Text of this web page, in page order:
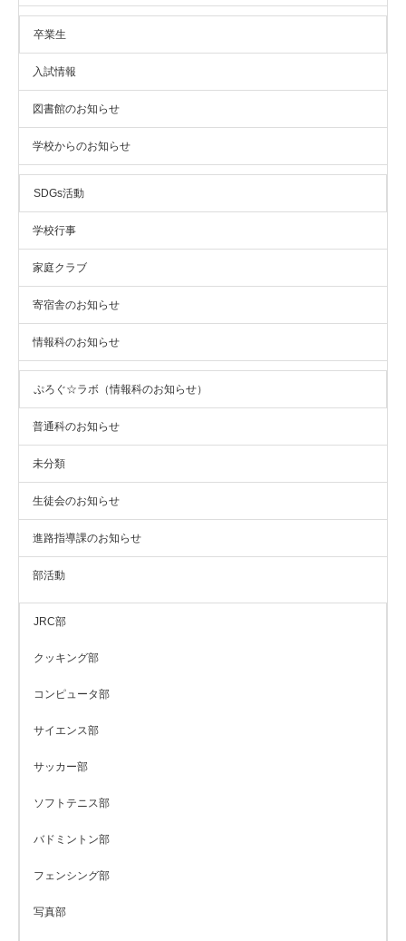
卒業生
入試情報
図書館のお知らせ
学校からのお知らせ
SDGs活動
学校行事
家庭クラブ
寄宿舎のお知らせ
情報科のお知らせ
ぷろぐ☆ラボ（情報科のお知らせ）
普通科のお知らせ
未分類
生徒会のお知らせ
進路指導課のお知らせ
部活動
JRC部
クッキング部
コンピュータ部
サイエンス部
サッカー部
ソフトテニス部
バドミントン部
フェンシング部
写真部